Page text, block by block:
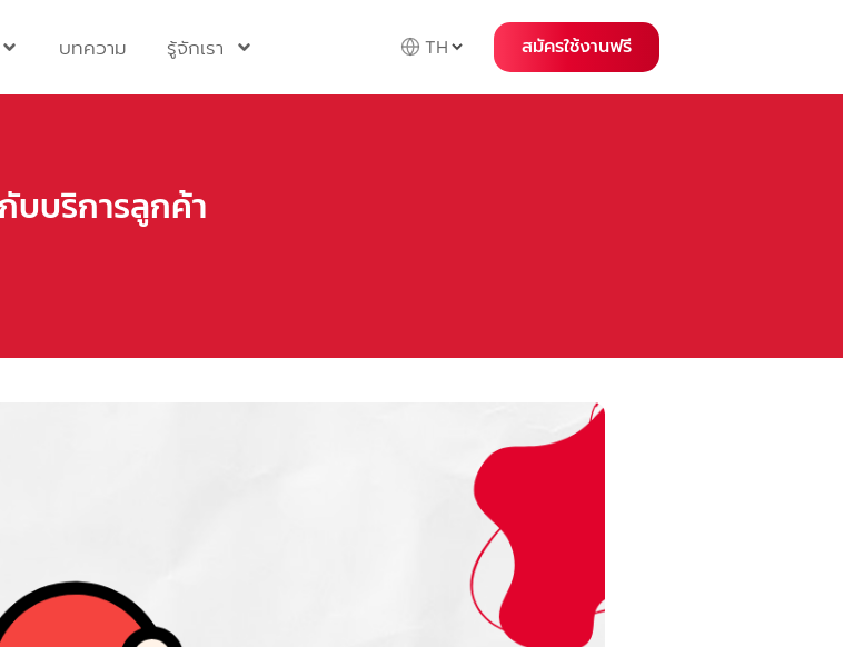
บทความ รู้จักเรา สมัครใช้งานฟรี
บบริการลูกค้า